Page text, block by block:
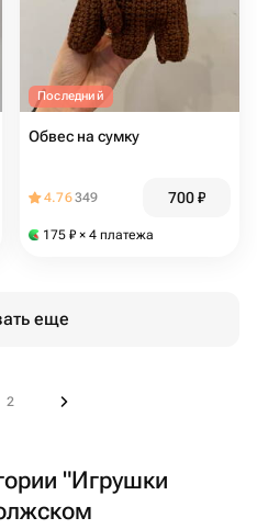
Последний
Обвес на сумку
4.76349 700₽
175 ₽ × 4 платежа
еще
2
"Игрушки